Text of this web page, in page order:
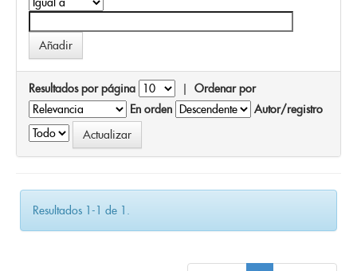
Resultados por página | Ordenar por
En orden
Autor/registro
Resultados 1-1 de 1.